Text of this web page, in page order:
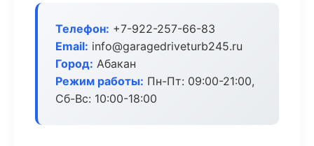
Телефон: +7-922-257-66-83
Email: info@garagedriveturb245.ru
Город: Абакан
Режим работы: Пн-Пт: 09:00-21:00,
Сб-Вс: 10:00-18:00